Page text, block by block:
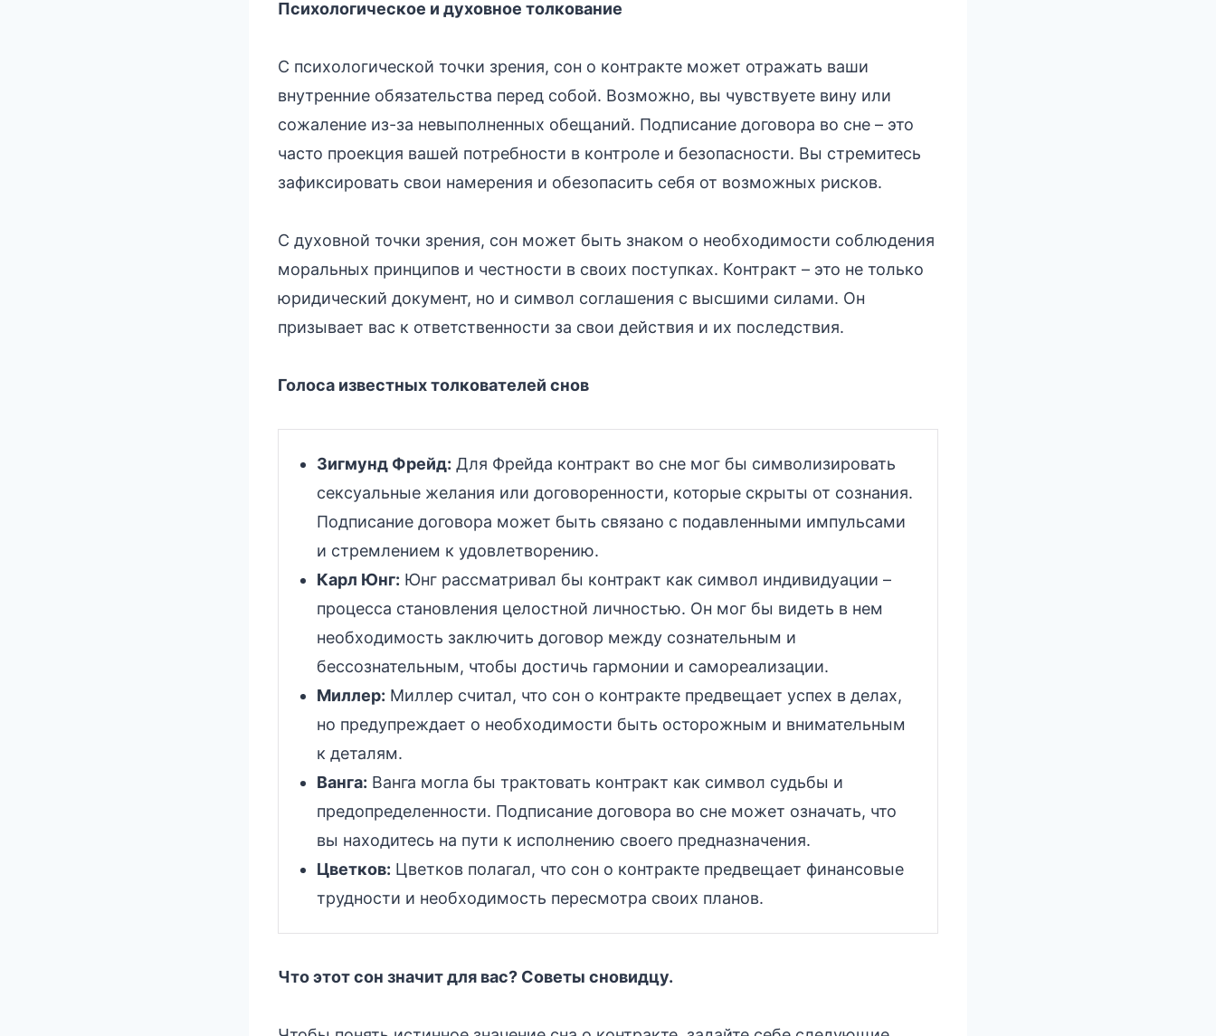
Психологическое и духовное толкование
С психологической точки зрения, сон о контракте может отражать ваши
внутренние обязательства перед собой. Возможно, вы чувствуете вину или
сожаление из-за невыполненных обещаний. Подписание договора во сне – это
часто проекция вашей потребности в контроле и безопасности. Вы стремитесь
зафиксировать свои намерения и обезопасить себя от возможных рисков.
С духовной точки зрения, сон может быть знаком о необходимости соблюдения
моральных принципов и честности в своих поступках. Контракт – это не только
юридический документ, но и символ соглашения с высшими силами. Он
призывает вас к ответственности за свои действия и их последствия.
Голоса известных толкователей снов
Зигмунд Фрейд: Для Фрейда контракт во сне мог бы символизировать
сексуальные желания или договоренности, которые скрыты от сознания.
Подписание договора может быть связано с подавленными импульсами
и стремлением к удовлетворению.
Карл Юнг: Юнг рассматривал бы контракт как символ индивидуации –
процесса становления целостной личностью. Он мог бы видеть в нем
необходимость заключить договор между сознательным и
бессознательным, чтобы достичь гармонии и самореализации.
Миллер: Миллер считал, что сон о контракте предвещает успех в делах,
но предупреждает о необходимости быть осторожным и внимательным
к деталям.
Ванга: Ванга могла бы трактовать контракт как символ судьбы и
предопределенности. Подписание договора во сне может означать, что
вы находитесь на пути к исполнению своего предназначения.
Цветков: Цветков полагал, что сон о контракте предвещает финансовые
трудности и необходимость пересмотра своих планов.
Что этот сон значит для вас? Советы сновидцу.